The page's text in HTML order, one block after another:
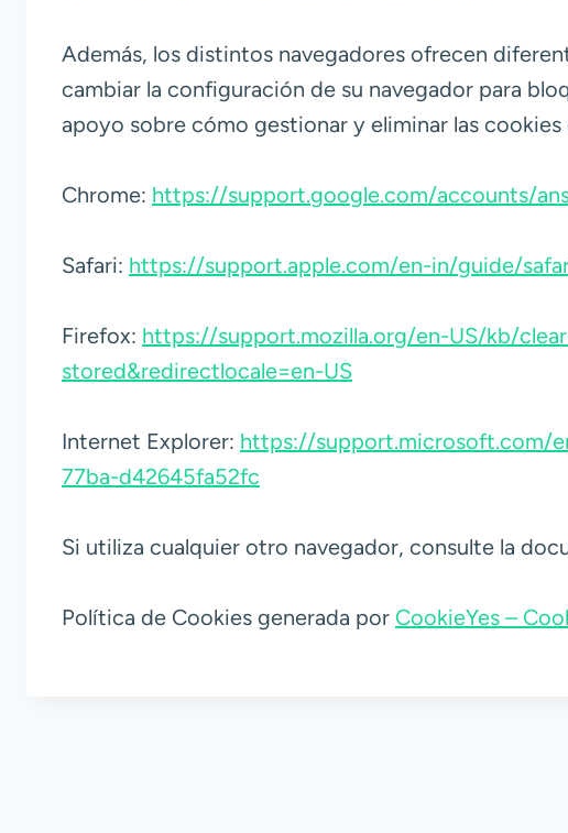
Además, los distintos navegadores ofrecen
cambiar la configuración de su navegador para
apoyo sobre cómo gestionar y eliminar las
Chrome: https://support.google.com/accounts/
Safari: https://support.apple.com/en-in/guide/
Firefox: https://support.mozilla.org/en-US/kb/
stored&redirectlocale=en-US
Internet Explorer: https://support.microsoft.com/
77ba-d42645fa52fc
Si utiliza cualquier otro navegador, consulte la
Política de Cookies generada por CookieYes –